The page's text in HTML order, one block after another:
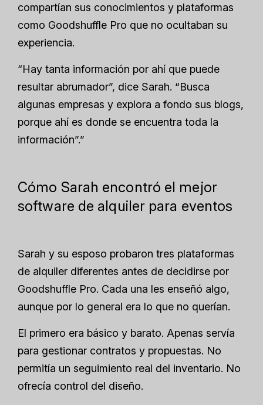
compartían sus conocimientos y plataformas
como Goodshuffle Pro que no ocultaban su
experiencia.
“Hay tanta información por ahí que puede
resultar abrumador”, dice Sarah. “Busca
algunas empresas y explora a fondo sus blogs,
porque ahí es donde se encuentra toda la
información”.”
Cómo Sarah encontró el mejor
software de alquiler para eventos
Sarah y su esposo probaron tres plataformas
de alquiler diferentes antes de decidirse por
Goodshuffle Pro. Cada una les enseñó algo,
aunque por lo general era lo que no querían.
El primero era básico y barato. Apenas servía
para gestionar contratos y propuestas. No
permitía un seguimiento real del inventario. No
ofrecía control del diseño.